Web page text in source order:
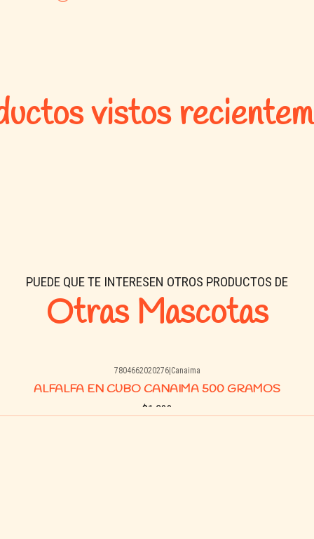
vistos
PUEDE QUE TE INTERESEN OTROS PRODUCTOS DE
Otras Mascotas
7804662020276| Canaima
ALFALFA EN CUBO CANAIMA 500 GRAMOS
$1.300